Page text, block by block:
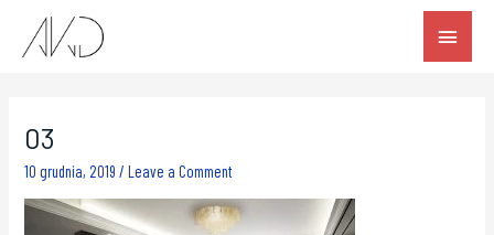
03
10 grudnia, 2019 /Leave a Comment